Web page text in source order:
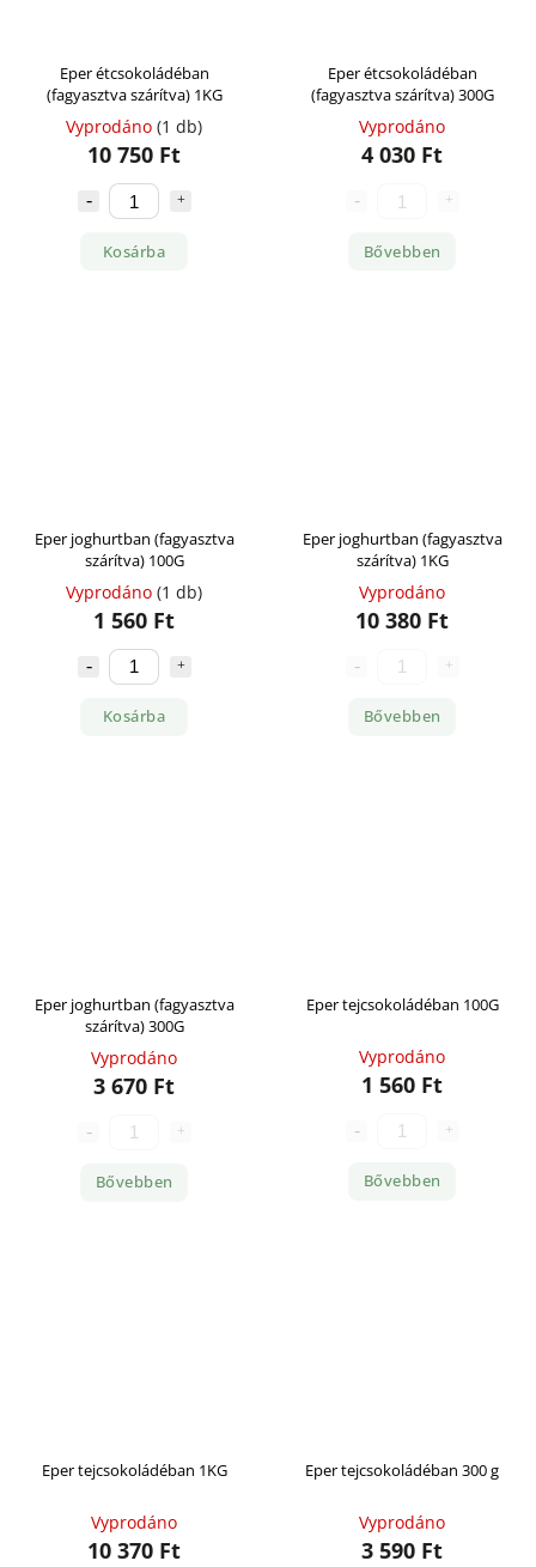
Eper étcsokoládéban
(fagyasztva szárítva) 1KG
Vyprodáno (1 db)
10 750 Ft
Kosárba
Eper étcsokoládéban
(fagyasztva szárítva) 300G
Vyprodáno
4 030 Ft
Bővebben
Eper joghurtban (fagyasztva
szárítva) 100G
Vyprodáno (1 db)
1 560 Ft
Kosárba
Eper joghurtban (fagyasztva
szárítva) 1KG
Vyprodáno
10 380 Ft
Bővebben
Eper joghurtban (fagyasztva
szárítva) 300G
Vyprodáno
3 670 Ft
Bővebben
Eper tejcsokoládéban 100G
Vyprodáno
1 560 Ft
Bővebben
Eper tejcsokoládéban 1KG
Vyprodáno
10 370 Ft
Eper tejcsokoládéban 300 g
Vyprodáno
3 590 Ft